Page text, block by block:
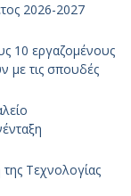
2026-2027
10 εργαζομένους
με τις σπουδές
Τεχνολογίας